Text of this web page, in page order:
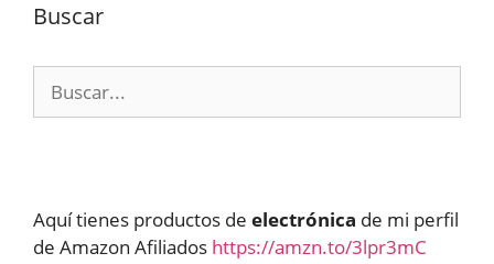
Buscar
Aquí tienes productos de electrónica de mi perfil
de Amazon Afiliados https://amzn.to/3lpr3mC